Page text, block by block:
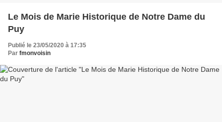
Le Mois de Marie Historique de Notre Dame du
Puy
Publié le 23/05/2020 à 17:35
Par fmonvoisin